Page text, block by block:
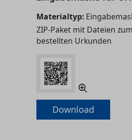
Materialtyp:
ZIP-Paket mit Dateien
bestellten Urkunden
Download